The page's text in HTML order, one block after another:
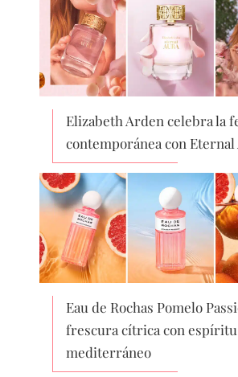
Elizabeth Arden celebra la
contemporánea con Eternal
Eau de Rochas Pomelo
frescura cítrica con espíritu
mediterráneo